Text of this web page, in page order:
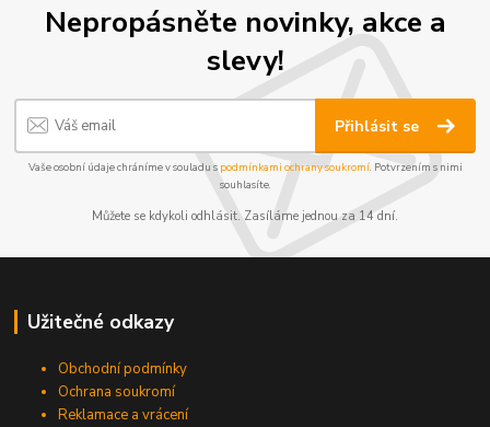
Nepropásněte novinky, akce a
slevy!
Přihlásit se
Vaše osobní údaje chráníme v souladu s podmínkami ochrany soukromí. Potvrzením s nimi
souhlasíte.
Můžete se kdykoli odhlásit. Zasíláme jednou za 14 dní.
Užitečné odkazy
Obchodní podmínky
Ochrana soukromí
Reklamace a vrácení